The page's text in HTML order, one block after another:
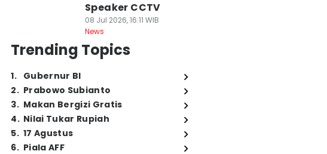
Speaker CCTV
08 Jul 2026, 16:11 WIB
News
Trending Topics
1. Gubernur BI
2. Prabowo Subianto
3. Makan Bergizi Gratis
4. Nilai Tukar Rupiah
5. 17 Agustus
6. Piala AFF